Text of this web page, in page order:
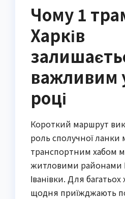
Чому 1
Харків
важливим
році
Короткий маршрут
роль сполучної ланки
транспортним хабом
житловими районами
Іванівки. Для багатьох
щодня приїжджають